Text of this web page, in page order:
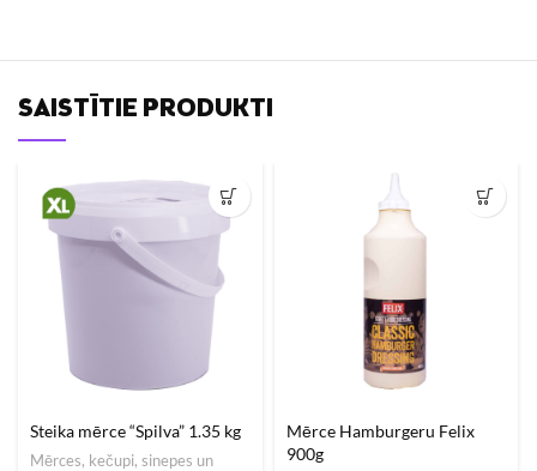
SAISTĪTIE PRODUKTI
Steika mērce “Spilva” 1.35 kg
Mērces, kečupi, sinepes un
Mērce Hamburgeru Felix
900g